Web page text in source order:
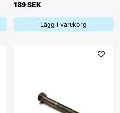
189 SEK
Lägg i varukorg